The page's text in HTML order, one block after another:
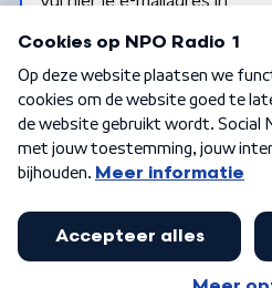
Algemene voorwaarden